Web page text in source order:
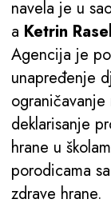
navela je u
a Ketrin
Agencija je
unapređenje
deklarisanje
hrane u
porodicama
zdrave hrane.